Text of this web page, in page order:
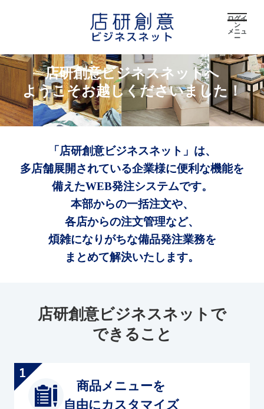
ログイ
ン
メニュ
ー
店研創意ビジネスネットへ
ようこそお越しくださいました！
「店研創意ビジネスネット」は、
多店舗展開されている企業様に便利な機能を
備えたWEB発注システムです。
本部からの一括注文や、
各店からの注文管理など、
煩雑になりがちな備品発注業務を
まとめて解決いたします。
店研創意ビジネスネットで
できること
商品メニューを
自由にカスタマイズ